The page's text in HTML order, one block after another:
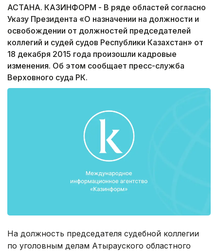
АСТАНА. КАЗИНФОРМ - В ряде областей согласно
Указу Президента «О назначении на должности и
освобождении от должностей председателей
коллегий и судей судов Республики Казахстан» от
18 декабря 2015 года произошли кадровые
изменения. Об этом сообщает пресс-служба
Верховного суда РК.
На должность председателя судебной коллегии
по уголовным делам Атырауского областного